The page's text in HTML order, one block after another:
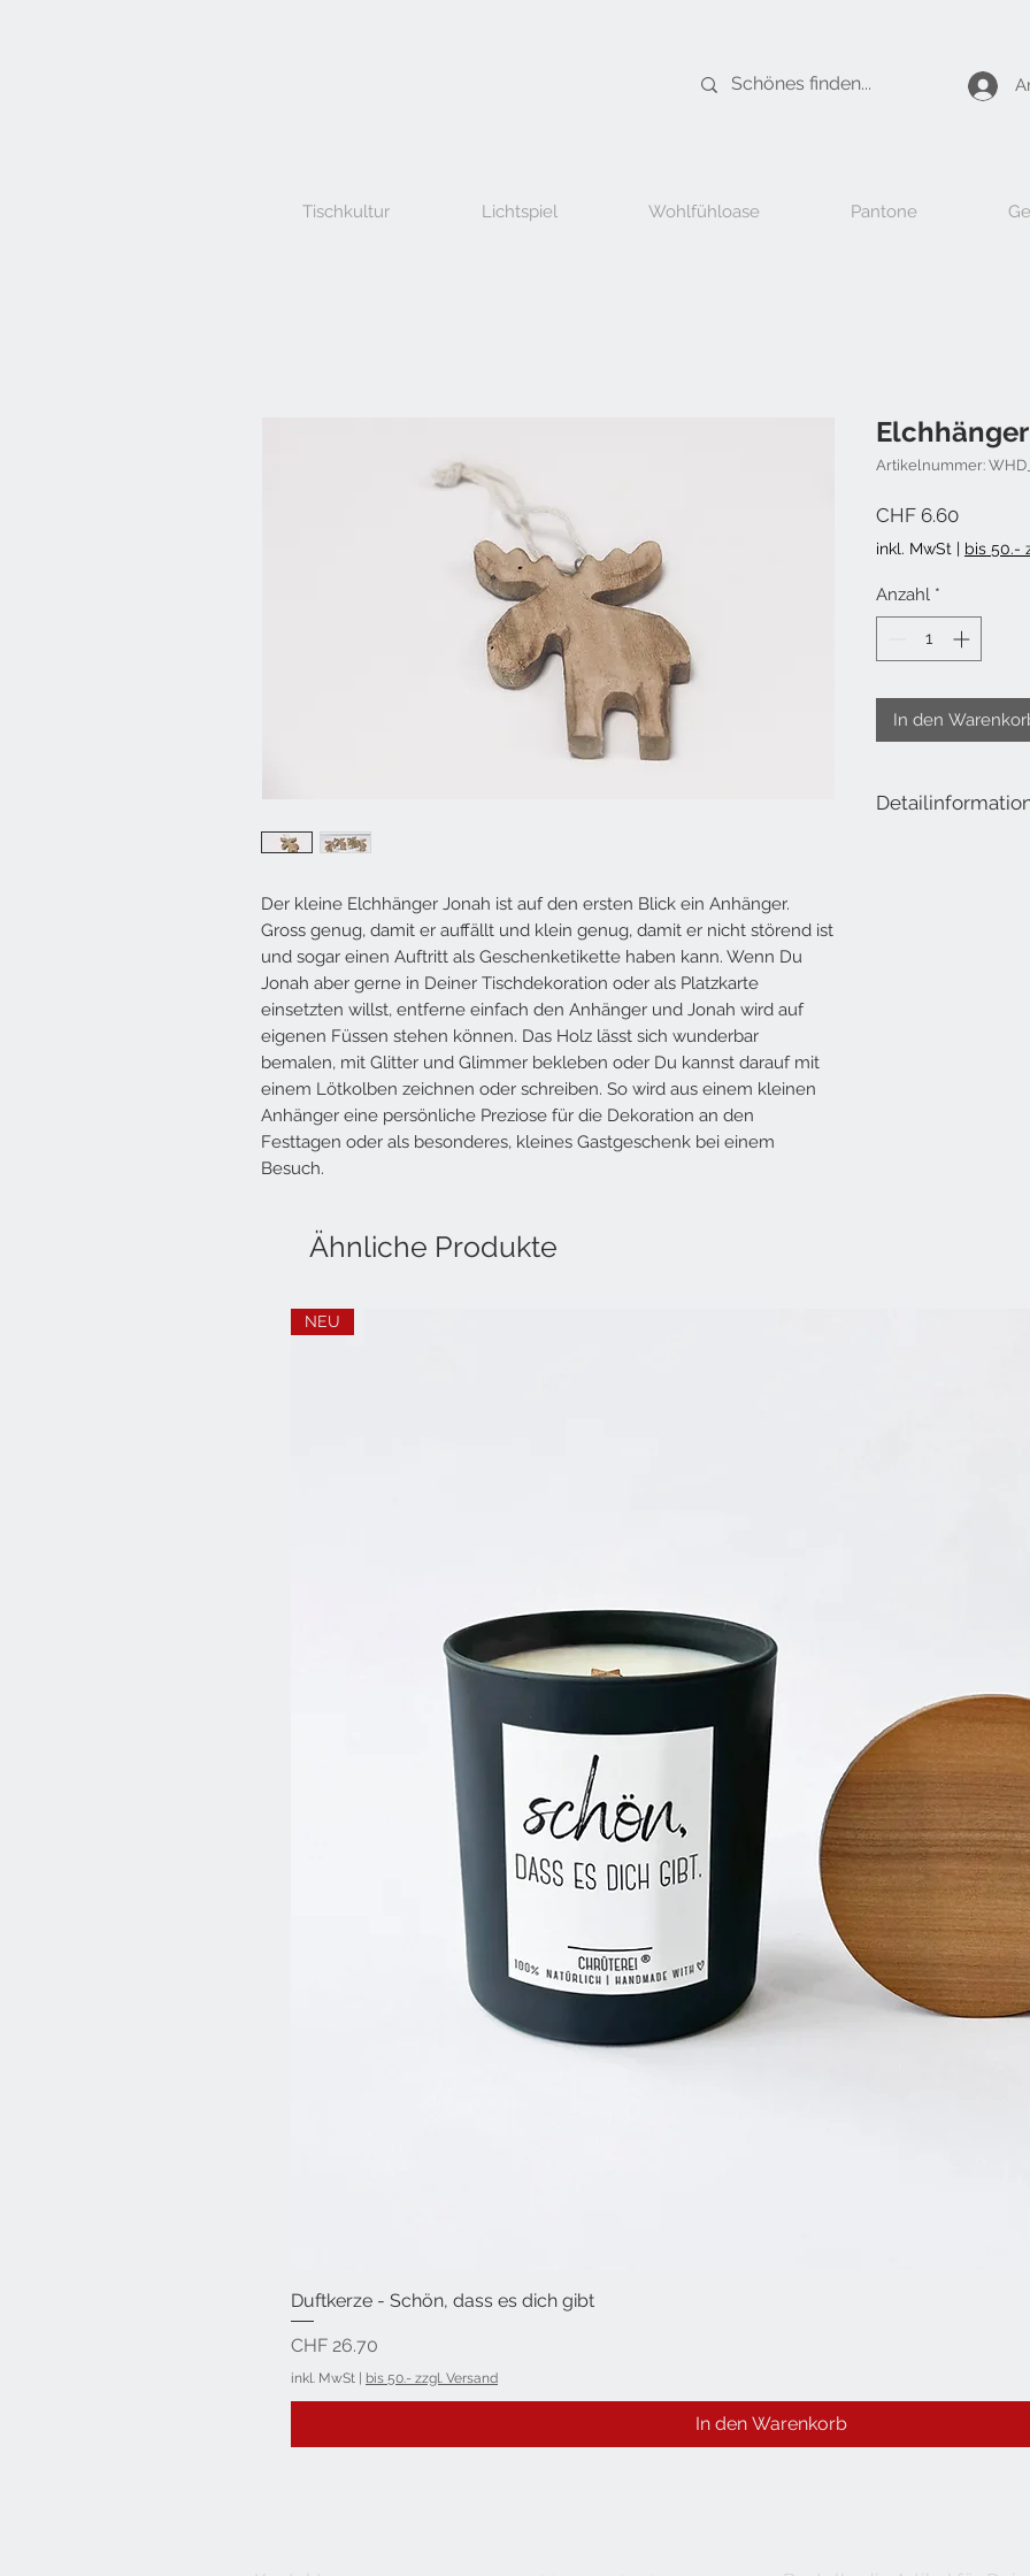
Tischkultur Lichtspiel Wohlfühloase Pantone
Ähnliche Produkte
NEU
Duftkerze - Schön, dass es dich gibt
Preis
CHF 26.70
inkl. MwSt | bis 50.- zzgl. Versand
In den Warenkorb
Der kleine Elchhänger Jonah ist auf den ersten Blick ein Anhänger.
Gross genug, damit er auffällt und klein genug, damit er nicht störend ist
und sogar einen Auftritt als Geschenketikette haben kann. Wenn Du
Jonah aber gerne in Deiner Tischdekoration oder als Platzkarte
einsetzten willst, entferne einfach den Anhänger und Jonah wird auf
eigenen Füssen stehen können. Das Holz lässt sich wunderbar
bemalen, mit Glitter und Glimmer bekleben oder Du kannst darauf mit
einem Lötkolben zeichnen oder schreiben. So wird aus einem kleinen
Anhänger eine persönliche Preziose für die Dekoration an den
Festtagen oder als besonderes, kleines Gastgeschenk bei einem
Besuch.
Artikelnummer:
CHF 6.60Preis
inkl. MwSt | bis 50.-
Anzahl *
In den